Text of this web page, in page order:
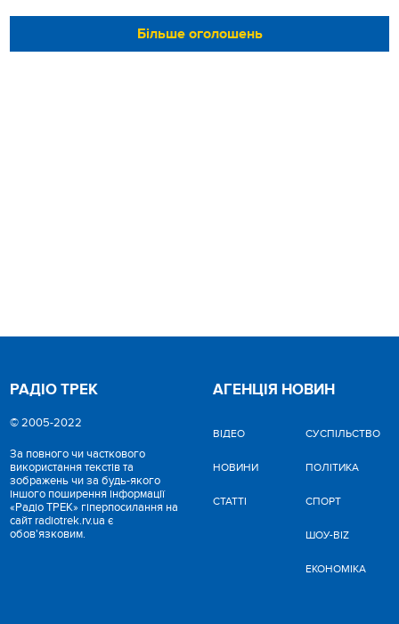
Більше оголошень
РАДІО ТРЕК
© 2005-2022
За повного чи часткового
використання текстів та
зображень чи за будь-якого
іншого поширення інформації
«Радіо ТРЕК» гіперпосилання на
сайт radiotrek.rv.ua є
обов'язковим.
АГЕНЦІЯ НОВИН
ВІДЕО
НОВИНИ
СТАТТІ
CУСПІЛЬСТВО
ПОЛІТИКА
СПОРТ
ШОУ-BIZ
ЕКОНОМІКА